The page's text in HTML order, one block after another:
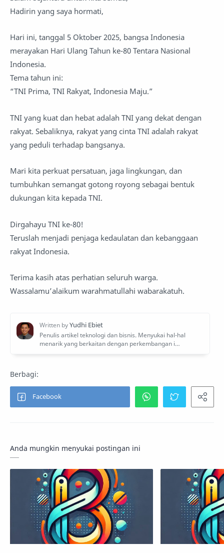
Hadirin yang saya hormati,
Hari ini, tanggal 5 Oktober 2025, bangsa Indonesia
merayakan Hari Ulang Tahun ke-80 Tentara Nasional
Indonesia.
Tema tahun ini:
“TNI Prima, TNI Rakyat, Indonesia Maju.”
TNI yang kuat dan hebat adalah TNI yang dekat dengan
rakyat. Sebaliknya, rakyat yang cinta TNI adalah rakyat
yang peduli terhadap bangsanya.
Mari kita perkuat persatuan, jaga lingkungan, dan
tumbuhkan semangat gotong royong sebagai bentuk
dukungan kita kepada TNI.
Dirgahayu TNI ke-80!
Teruslah menjadi penjaga kedaulatan dan kebanggaan
rakyat Indonesia.
Terima kasih atas perhatian seluruh warga.
Wassalamu’alaikum warahmatullahi wabarakatuh.
Anda mungkin menyukai postingan ini